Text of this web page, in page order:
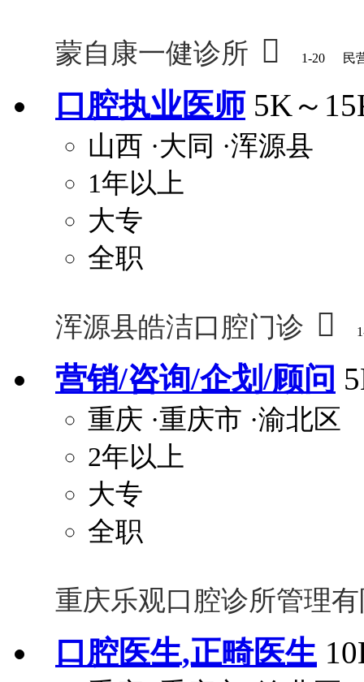
蒙自康一健诊所  1-20 民
口腔执业医师 5K～
山西 ·大同 ·浑源县
1年以上
大专
全职
浑源县皓洁口腔门诊 
营销/咨询/企划/顾问
重庆 ·重庆市 ·渝北区
2年以上
大专
全职
重庆乐观口腔诊所管理
口腔医生,正畸医生